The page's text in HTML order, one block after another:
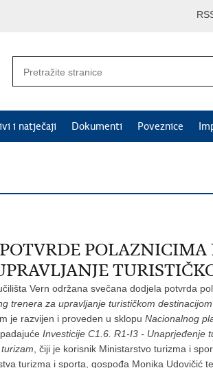
i natječaji Dokumenti Poveznice
Vern održana svečana dodjela potvrda
trenera za upravljanje turističkom destinacijom
je razvijen i proveden u sklopu Nacionalnog
Investicije C1.6. R1-I3 - Unaprjeđenje
, čiji je korisnik Ministarstvo turizma i
turizma i sporta, gospođa Monika Udovičić